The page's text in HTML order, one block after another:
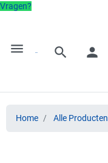
Vragen?
menu search person
Home Alle Producten